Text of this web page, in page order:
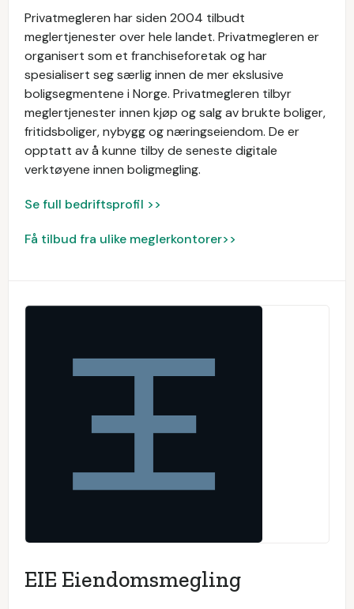
Privatmegleren har siden 2004 tilbudt
meglertjenester over hele landet. Privatmegleren er
organisert som et franchiseforetak og har
spesialisert seg særlig innen de mer ekslusive
boligsegmentene i Norge. Privatmegleren tilbyr
meglertjenester innen kjøp og salg av brukte boliger,
fritidsboliger, nybygg og næringseiendom. De er
opptatt av å kunne tilby de seneste digitale
verktøyene innen boligmegling.
Se full bedriftsprofil >>
Få tilbud fra ulike meglerkontorer>>
EIE Eiendomsmegling